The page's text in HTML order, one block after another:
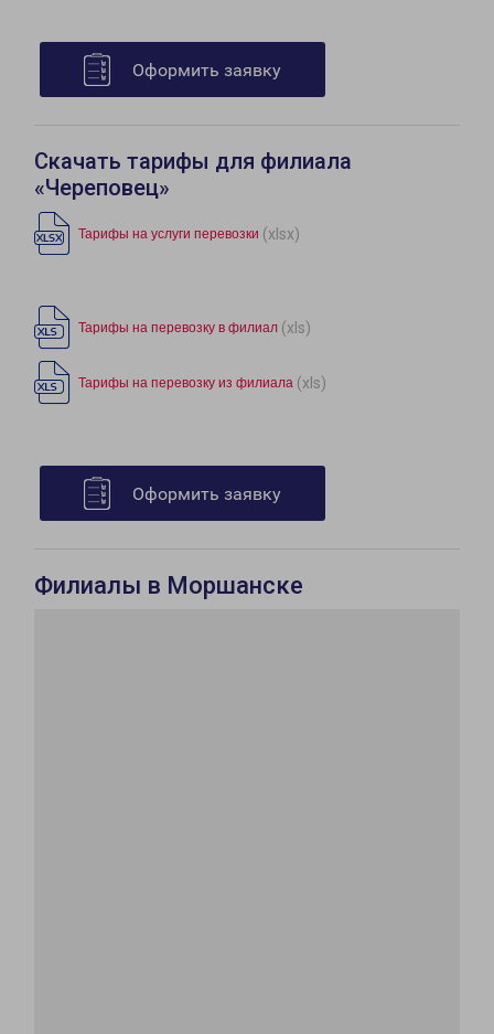
Оформить заявку
Скачать тарифы для филиала
«Череповец»
Тарифы на услуги перевозки (xlsx)
Тарифы на перевозку в филиал (xls)
Тарифы на перевозку из филиала (xls)
Оформить заявку
Филиалы в Моршанске